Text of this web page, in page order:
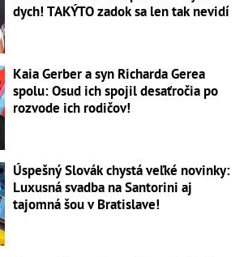
dych! TAKÝTO zadok sa len tak nevidí
Kaia Gerber a syn Richarda Gerea
spolu: Osud ich spojil desaťročia po
rozvode ich rodičov!
Úspešný Slovák chystá veľké novinky:
Luxusná svadba na Santorini aj
tajomná šou v Bratislave!